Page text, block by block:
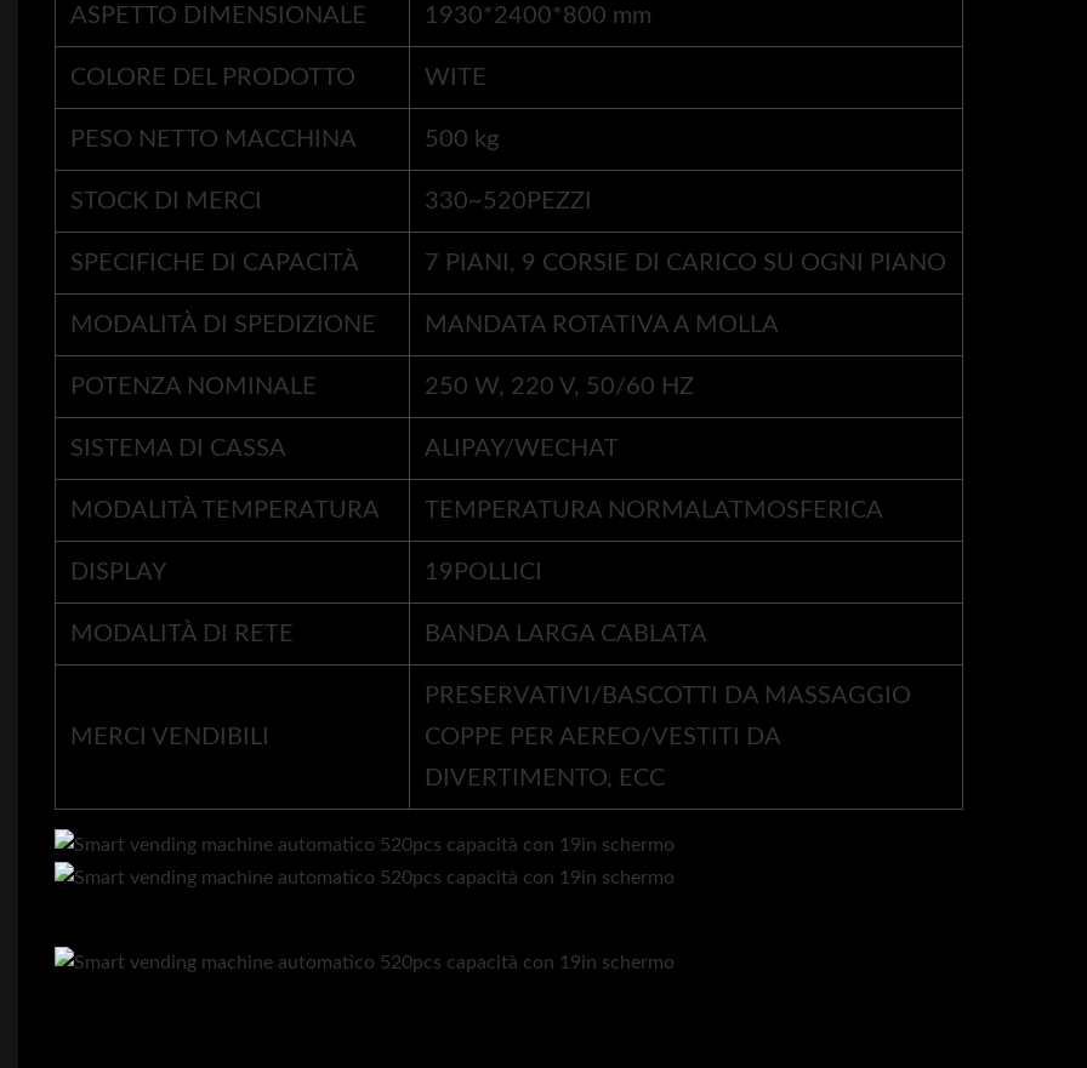
ASPETTO DIMENSIONALE 1930*2400*800 mm
COLORE DEL PRODOTTO WITE
PESO NETTO MACCHINA 500 kg
STOCK DI MERCI 330~520PEZZI
SPECIFICHE DI CAPACITÀ 7 PIANI, 9 CORSIE DI CARICO SU OGNI PIANO
MODALITÀ DI SPEDIZIONE MANDATA ROTATIVA A MOLLA
POTENZA NOMINALE 250 W, 220 V, 50/60 HZ
SISTEMA DI CASSA ALIPAY/WECHAT
MODALITÀ TEMPERATURA TEMPERATURA NORMALATMOSFERICA
DISPLAY 19POLLICI
MODALITÀ DI RETE BANDA LARGA CABLATA
MERCI VENDIBILI
PRESERVATIVI/BASCOTTI DA MASSAGGIO
COPPE PER AEREO/VESTITI DA
DIVERTIMENTO, ECC